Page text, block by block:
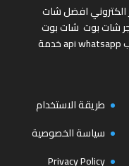
الكترونيافضل شات
شات بوت شات بوت
api whatsappخدمة
طريقة الاستخدام
سياسة الخصوصية
Privacy Policy